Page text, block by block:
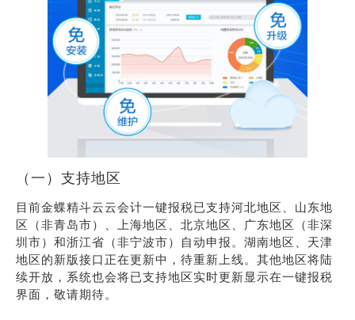
（一）支持地区
目前金蝶精斗云云会计一键报税已支持河北地区、山东地
区（非青岛市）、上海地区、北京地区、广东地区（非深
圳市）和浙江省（非宁波市）自动申报。湖南地区、天津
地区的新版接口正在更新中，待重新上线。其他地区将陆
续开放，系统也会将已支持地区实时更新显示在一键报税
界面，敬请期待。